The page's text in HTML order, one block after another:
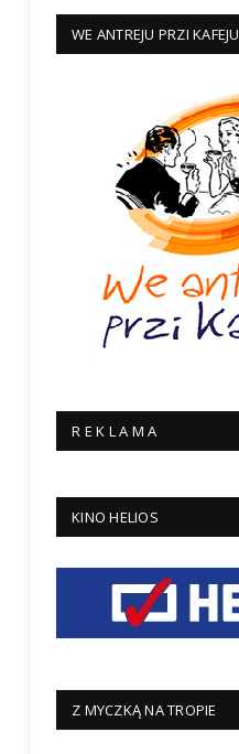
WE ANTREJU PRZI KAFEJU
R E K L A M A
KINO HELIOS
Z MYCZKĄ NA TROPIE